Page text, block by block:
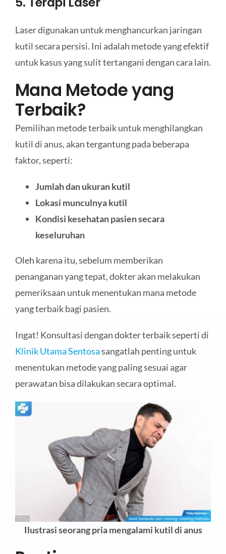
Laser digunakan untuk menghancurkan jaringan
kutil secara persisi. Ini adalah metode yang efektif
untuk kasus yang sulit tertangani dengan cara lain.
Mana Metode yang
Terbaik?
Pemilihan metode terbaik untuk menghilangkan
kutil di anus, akan tergantung pada beberapa
faktor, seperti:
Jumlah dan ukuran kutil
Lokasi munculnya kutil
Kondisi kesehatan pasien secara
keseluruhan
Oleh karena itu, sebelum memberikan
penanganan yang tepat, dokter akan melakukan
pemeriksaan untuk menentukan mana metode
yang terbaik bagi pasien.
Ingat! Konsultasi dengan dokter terbaik seperti di
Klinik Utama Sentosasangatlah penting untuk
menentukan metode yang paling sesuai agar
perawatan bisa dilakukan secara optimal.
Ilustrasi seorang pria mengalami kutil di anus